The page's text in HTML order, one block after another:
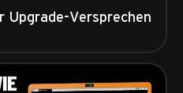
Upgrade-Versprechen